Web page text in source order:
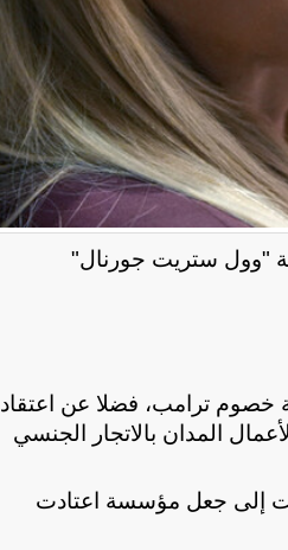
"وول ستريت جورنال"
خصوم ترامب، فضلا عن اعتقاد
المدان بالاتجار الجنسي
إلى جعل مؤسسة اعتادت